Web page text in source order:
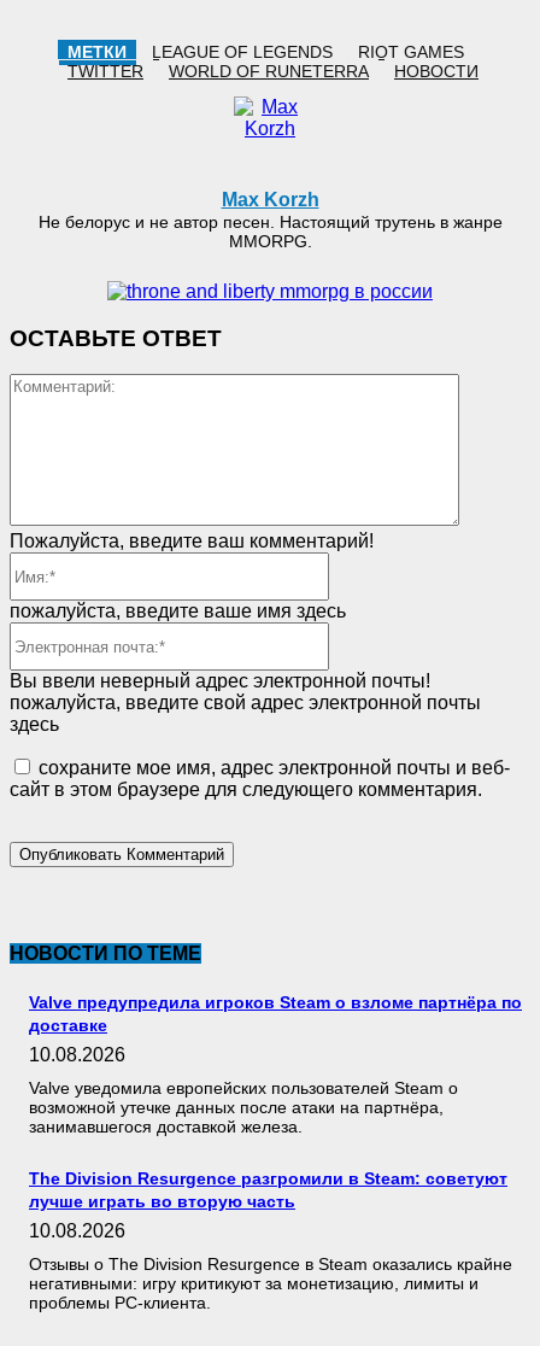
МЕТКИ LEAGUE OF LEGENDS
RIOT GAMES
TWITTER
WORLD OF RUNETERRA НОВОСТИ
Max Korzh
Не белорус и не автор песен. Настоящий трутень в жанре
MMORPG.
ОСТАВЬТЕ ОТВЕТ
Пожалуйста, введите ваш комментарий!
пожалуйста, введите ваше имя здесь
Вы ввели неверный адрес электронной почты!
пожалуйста, введите свой адрес электронной почты
здесь
сохраните мое имя, адрес электронной почты и веб-
сайт в этом браузере для следующего комментария.
НОВОСТИ ПО ТЕМЕ
Valve предупредила игроков Steam о взломе партнёра по
доставке
10.08.2026
Valve уведомила европейских пользователей Steam о
возможной утечке данных после атаки на партнёра,
занимавшегося доставкой железа.
The Division Resurgence разгромили в Steam: советуют
лучше играть во вторую часть
10.08.2026
Отзывы о The Division Resurgence в Steam оказались крайне
негативными: игру критикуют за монетизацию, лимиты и
проблемы PC-клиента.